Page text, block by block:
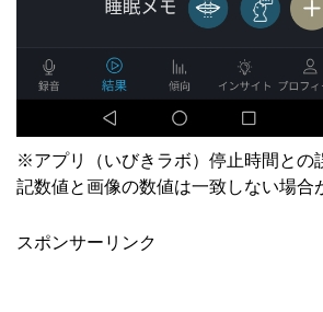
※アプリ（いびきラボ）停止時間との
記数値と画像の数値は一致しない場合
スポンサーリンク